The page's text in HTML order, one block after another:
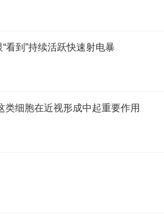
看到”持续活跃快速射电暴
类细胞在近视形成中起重要作用